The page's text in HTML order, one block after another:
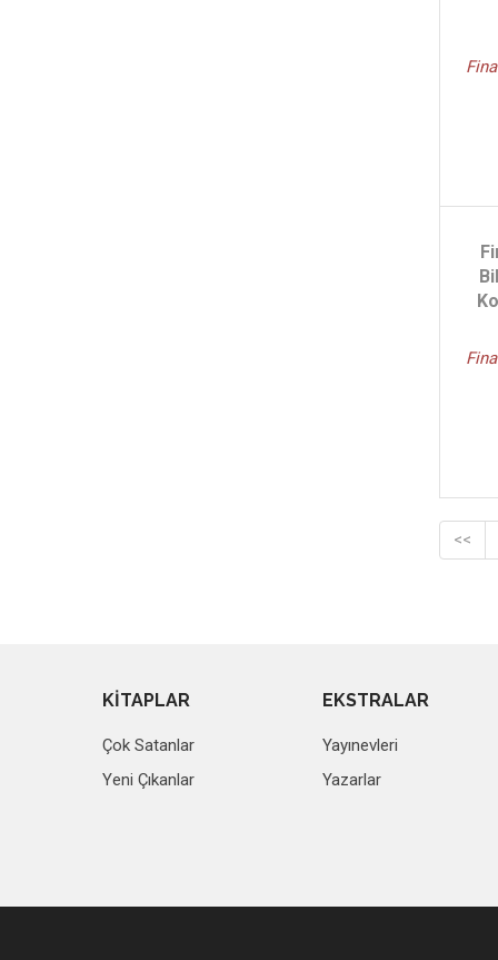
<<
KİTAPLAR
Çok Satanlar
Yeni Çıkanlar
EKSTRALAR
Yayınevleri
Yazarlar